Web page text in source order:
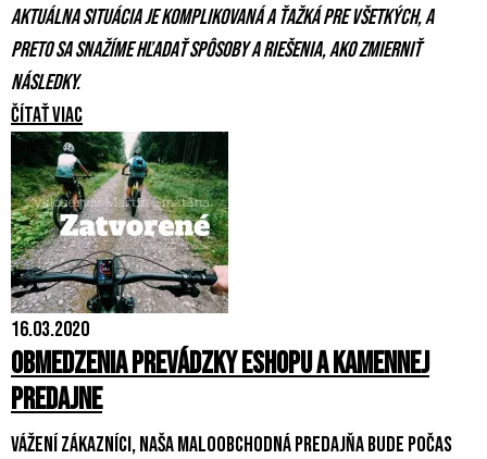
Aktuálna situácia je komplikovaná a ťažká pre všetkých, a
preto sa snažíme hľadať spôsoby a riešenia, ako zmierniť
následky.
Čítať viac
16.03.2020
Obmedzenia prevádzky eshopu a kamennej
predajne
Vážení zákazníci, naša maloobchodná predajňa bude počas